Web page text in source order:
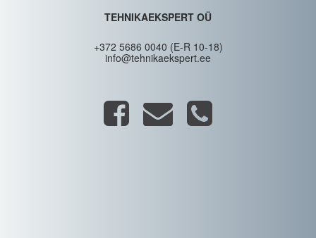
TEHNIKAEKSPERT OÜ
+372 5686 0040 (E-R 10-18)
info@tehnikaekspert.ee